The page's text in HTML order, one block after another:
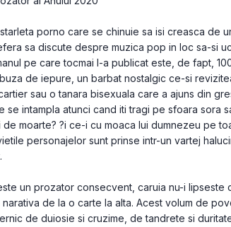
porno care se chinuie sa isi creasca de
sa discute despre muzica pop in loc sa-si
pe care tocmai l-a publicat este, de fapt,
de iepure, un barbat nostalgic ce-si
sau o tanara bisexuala care a ajuns din
se intampla atunci cand iti tragi pe sfoara sora
moarte? ?i ce-i cu moaca lui dumnezeu pe
personajelor sunt prinse intr-un vartej
este un prozator consecvent, caruia nu-i
narativa de la o carte la alta. Acest volum de
de duiosie si cruzime, de tandrete si